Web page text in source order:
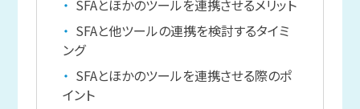
SFAとほかのツールを連携させるメリット
SFAと他ツールの連携を検討するタイミ
ング
SFAとほかのツールを連携させる際のポ
イント